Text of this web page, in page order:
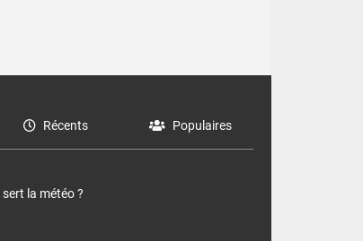
Récents Populaires
la météo ?